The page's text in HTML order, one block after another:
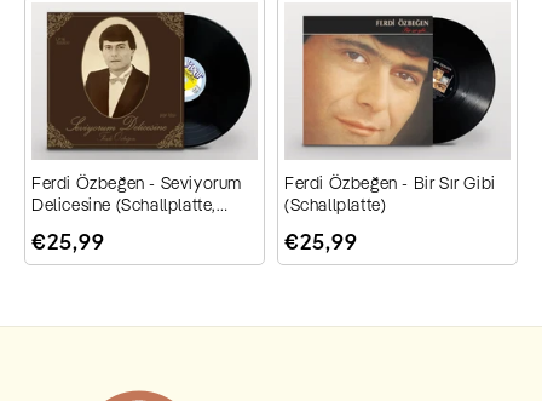
Ferdi Özbeğen - Seviyorum
Delicesine (Schallplatte,
€25,99
Ferdi Özbeğen - Bir Sır Gibi
(Schallplatte)
€25,99